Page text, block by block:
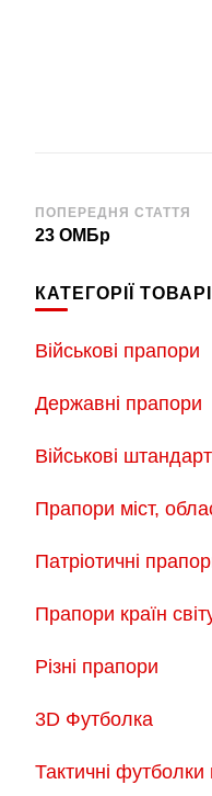
Навігація
по
запису
ПОПЕРЕДНЯ СТАТТЯ
23 ОМБр
КАТЕГОРІЇ
Військові прапори
Державні прапори
Військові
Прапори міст,
Патріотичні
Прапори країн
Різні прапори
3D Футболка
Тактичні футболки